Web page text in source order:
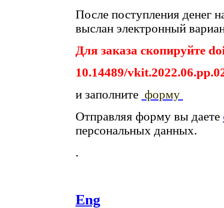
После поступления денег
выслан электронный
Для заказа скопируйте
10.14489/
и заполните форму
Отправляя форму вы даете
персональных данных.
.
Eng